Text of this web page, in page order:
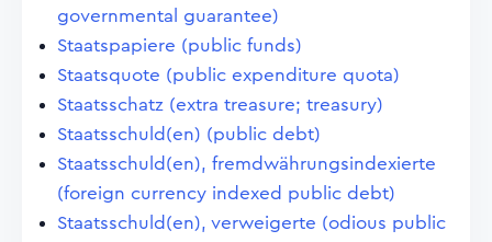
governmental guarantee)
Staatspapiere (public funds)
Staatsquote (public expenditure quota)
Staatsschatz (extra treasure; treasury)
Staatsschuld(en) (public debt)
Staatsschuld(en), fremdwährungsindexierte
(foreign currency indexed public debt)
Staatsschuld(en), verweigerte (odious public